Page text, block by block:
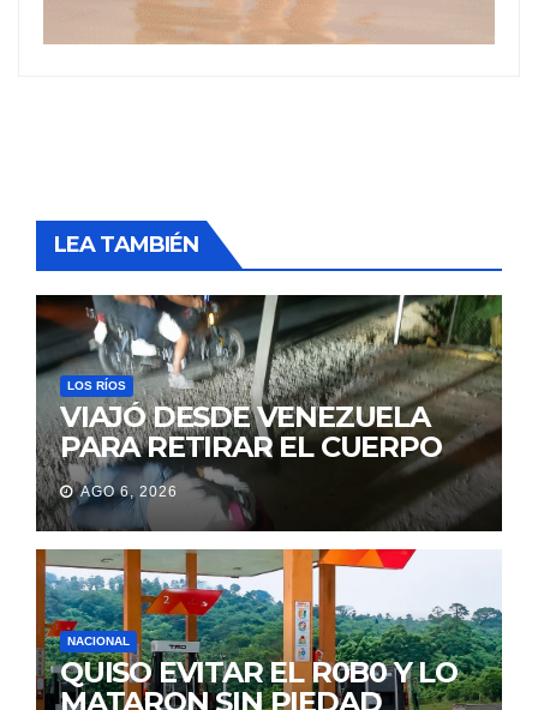
LEA TAMBIÉN
LOS RÍOS
VIAJÓ DESDE VENEZUELA
PARA RETIRAR EL CUERPO
DE SU MARIDO QUE
PERMANECIÓ SEIS DÍAS EN
LA MORGUE
AGO 6, 2026
NACIONAL
QUISO EVITAR EL R0B0 Y LO
MATARON SIN PIEDAD